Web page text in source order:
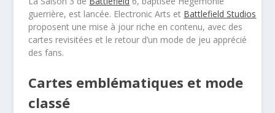
guerrière, est lancée. Electronic Arts et Battlefield Studios
proposent une mise à jour riche en contenu, avec des
cartes revisitées et le retour d’un mode de jeu apprécié
des fans.
Cartes emblématiques et mode
classé